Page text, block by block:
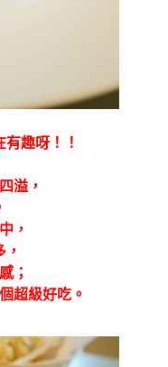
趣呀！！
溢，
，
；
超級好吃。